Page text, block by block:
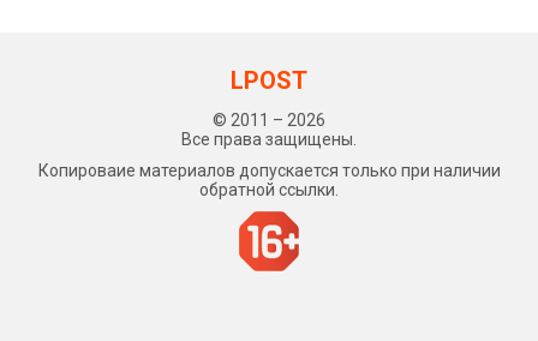
LPOST
© 2011 – 2026
Все права защищены.
Копироваие материалов допускается только при наличии
обратной ссылки.